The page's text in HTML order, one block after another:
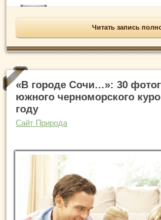
Читать запись
«В городе Сочи…»: 30
южного черноморского
году
Сайт Природа